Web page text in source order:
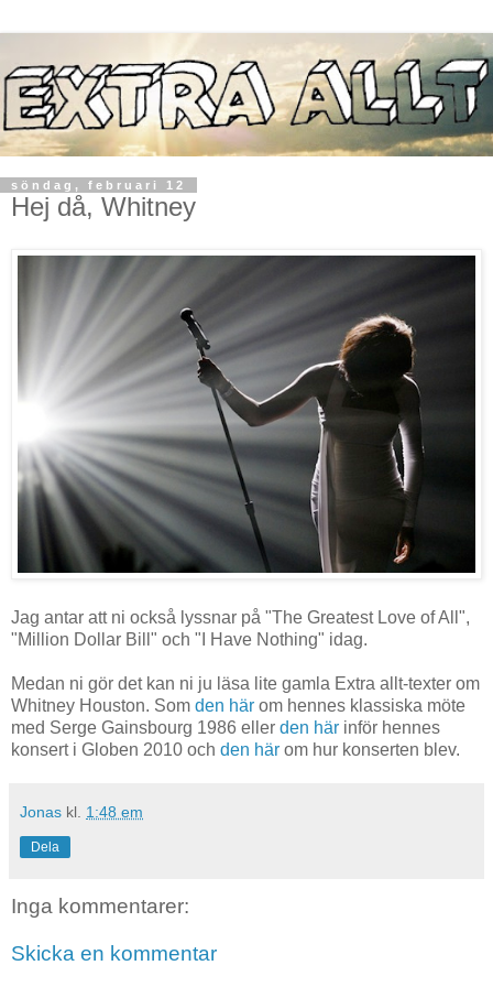
söndag, februari 12
Hej då, Whitney
Jag antar att ni också lyssnar på "The Greatest Love of All",
"Million Dollar Bill" och "I Have Nothing" idag.
Medan ni gör det kan ni ju läsa lite gamla Extra allt-texter om
Whitney Houston. Som den här om hennes klassiska möte
med Serge Gainsbourg 1986 eller den här inför hennes
konsert i Globen 2010 och den här om hur konserten blev.
Jonas kl. 1:48 em
Dela
Inga kommentarer:
Skicka en kommentar